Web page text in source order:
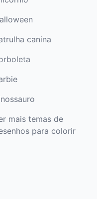
canina
mais temas de
para colorir